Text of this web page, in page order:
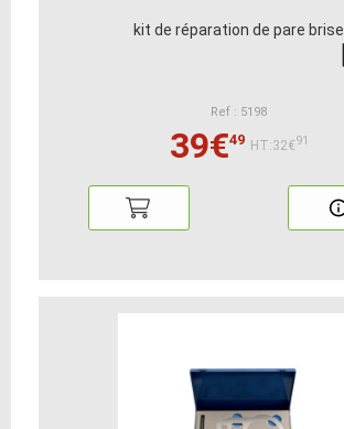
kit de réparation de pare brise
Ref : 5198
39€49 HT:32€91